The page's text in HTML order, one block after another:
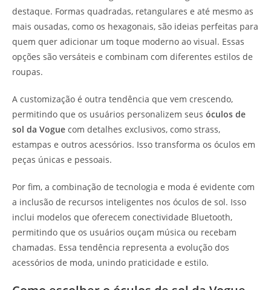
destaque. Formas quadradas, retangulares e até mesmo as
mais ousadas, como os hexagonais, são ideias perfeitas para
quem quer adicionar um toque moderno ao visual. Essas
opções são versáteis e combinam com diferentes estilos de
roupas.
A customização é outra tendência que vem crescendo,
permitindo que os usuários personalizem seus óculos de
sol da Vogue com detalhes exclusivos, como strass,
estampas e outros acessórios. Isso transforma os óculos em
peças únicas e pessoais.
Por fim, a combinação de tecnologia e moda é evidente com
a inclusão de recursos inteligentes nos óculos de sol. Isso
inclui modelos que oferecem conectividade Bluetooth,
permitindo que os usuários ouçam música ou recebam
chamadas. Essa tendência representa a evolução dos
acessórios de moda, unindo praticidade e estilo.